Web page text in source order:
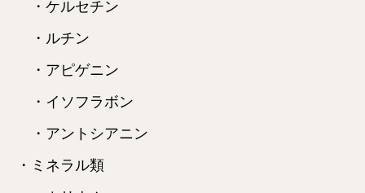
・ケルセチン
・ルチン
・アピゲニン
・イソフラボン
・アントシアニン
・ミネラル類